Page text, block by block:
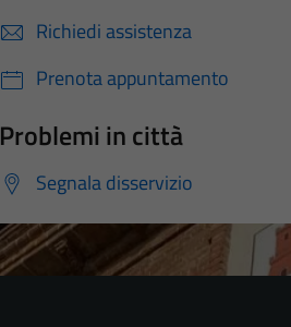
Richiedi assistenza
Prenota appuntamento
Problemi in città
Segnala disservizio